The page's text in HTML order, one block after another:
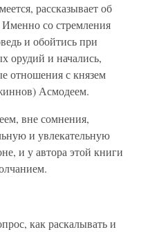
рассказывает об
со стремления
и обойтись при
орудий и начались,
отношения с князем
Асмодеем.
вне сомнения,
и увлекательную
и у автора этой книги
как раскалывать и